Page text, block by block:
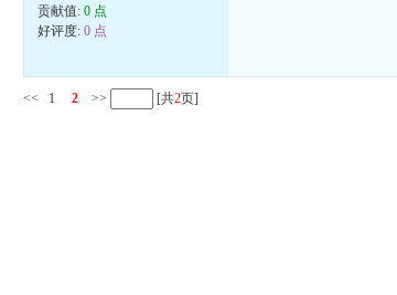
贡献值:0 点
好评度:0 点
<< 1 2 >> [共2页]